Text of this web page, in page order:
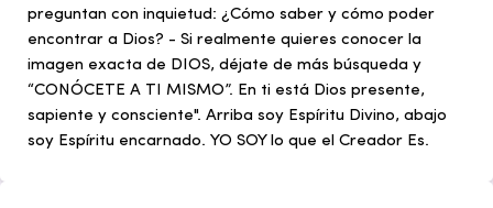
preguntan con inquietud: ¿Cómo saber y cómo poder
encontrar a Dios? - Si realmente quieres conocer la
imagen exacta de DIOS, déjate de más búsqueda y
“CONÓCETE A TI MISMO”. En ti está Dios presente,
sapiente y consciente". Arriba soy Espíritu Divino, abajo
soy Espíritu encarnado. YO SOY lo que el Creador Es.